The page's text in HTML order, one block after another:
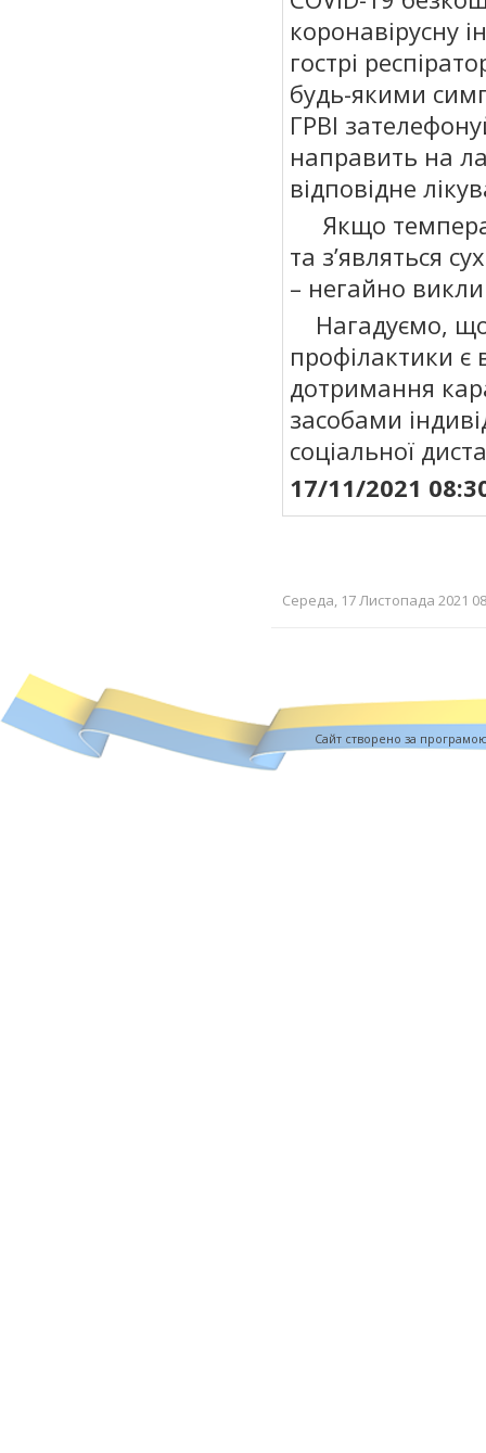
коронавірусну
гострі
будь-якими
ГРВІ
направить на
відповідне
Якщо
та з’являться
– негайно
Нагадуємо,
профілактики є
дотримання
засобами
соціальної
17/11/2021
Середа, 17 Листопада 2021
Cайт створено за